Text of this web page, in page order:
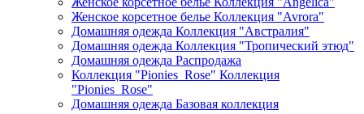
Женское корсетное белье Коллекция "Avrora"
Домашняя одежда Коллекция "Австралия"
Домашняя одежда Коллекция "Тропический этюд"
Домашняя одежда Распродажа
Коллекция "Pionies_Rose" Коллекция
"Pionies_Rose"
Домашняя одежда Базовая коллекция